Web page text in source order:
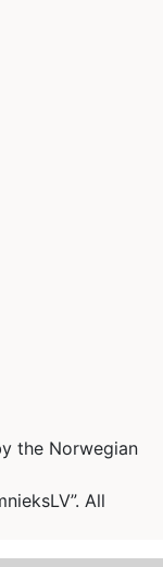
the Norwegian
All